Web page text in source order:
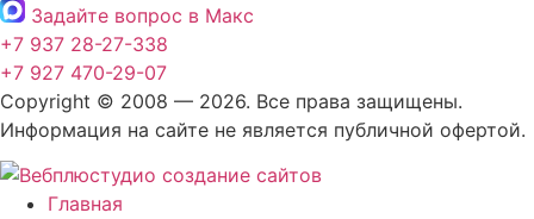
Задайте вопрос в Макс
+7 937 28-27-338
+7 927 470-29-07
Copyright © 2008 — 2026. Все права защищены.
Информация на сайте не является публичной офертой.
Главная